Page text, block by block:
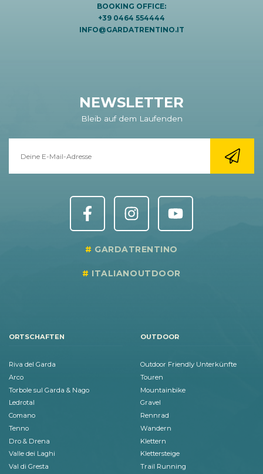
BOOKING OFFICE:
+39 0464 554444
INFO@GARDATRENTINO.IT
NEWSLETTER
Bleib auf dem Laufenden
GARDATRENTINO
ITALIANOUTDOOR
ORTSCHAFTEN
Riva del Garda
Arco
Torbole sul Garda & Nago
Ledrotal
Comano
Tenno
Dro & Drena
Valle dei Laghi
Val di Gresta
OUTDOOR
Outdoor Friendly Unterkünfte
Touren
Mountainbike
Gravel
Rennrad
Wandern
Klettern
Klettersteige
Trail Running